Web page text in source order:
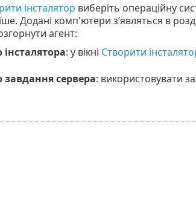
інсталятор виберіть операційну
Додані комп'ютери з’являться в
агент:
: у вікні Створити
сервера: використовувати